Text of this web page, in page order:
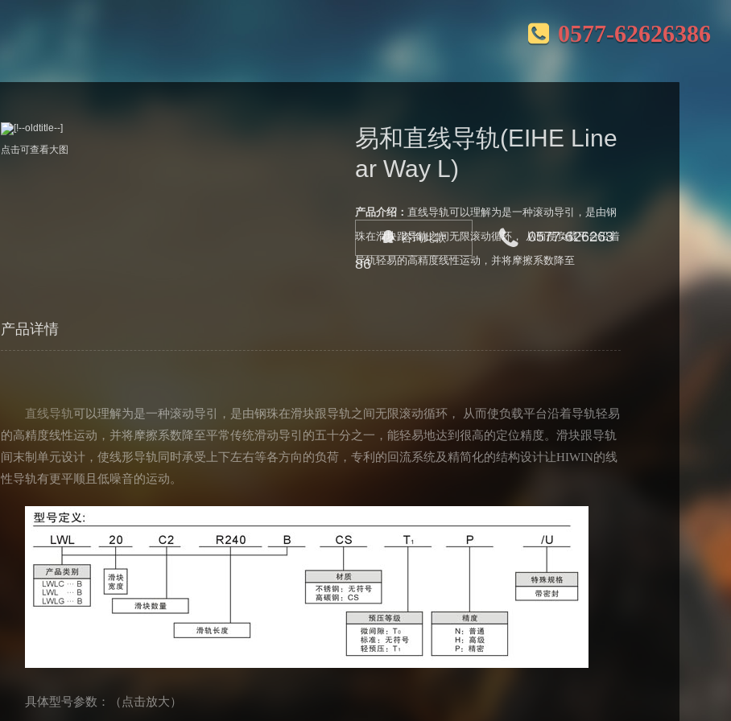
点击可查看大图
易和直线导轨(EIHE Line
ar Way L)
产品介绍： 直线导轨可以理解为是一种滚动导引，是由钢
珠在滑块跟导轨之间无限滚动循环， 从而使负载平台沿着
导轨轻易的高精度线性运动，并将摩擦系数降至
咨询此款
0577-626263
86
产品详情
直线导轨可以理解为是一种滚动导引，是由钢珠在滑块跟导轨之间无限滚动循环， 从而使负载平台沿着导轨轻易
的高精度线性运动，并将摩擦系数降至平常传统滑动导引的五十分之一，能轻易地达到很高的定位精度。滑块跟导轨
间末制单元设计，使线形导轨同时承受上下左右等各方向的负荷，专利的回流系统及精简化的结构设计让HIWIN的线
性导轨有更平顺且低噪音的运动。
具体型号参数：（点击放大）
0577-62626386